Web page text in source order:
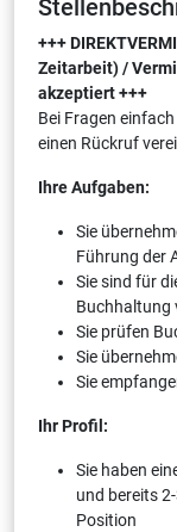
+++
Zeitarbeit) /
akzeptiert +++
Bei Fragen
einen Rückruf
Ihre Aufgaben:
Sie
Führung der
Sie sind für
Buchhaltung
Sie prüfen
Sie
Sie
Ihr Profil:
Sie haben
und bereits
Position